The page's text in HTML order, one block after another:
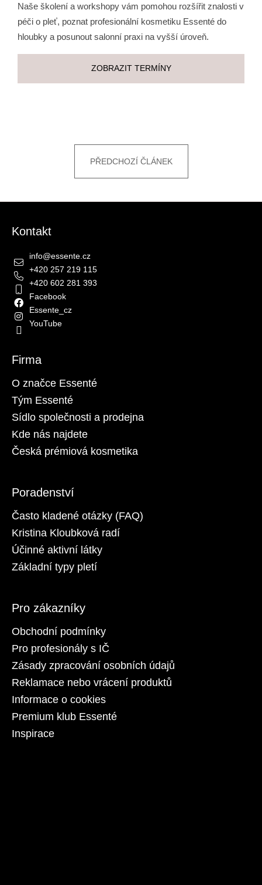
Naše školení a workshopy vám pomohou rozšířit znalosti v
péči o pleť, poznat profesionální kosmetiku Essenté do
hloubky a posunout salonní praxi na vyšší úroveň.
ZOBRAZIT TERMÍNY
PŘEDCHOZÍ ČLÁNEK
Kontakt
info@essente.cz
+420 257 219 115
+420 602 281 393
Facebook
Essente_cz
YouTube
Firma
O značce Essenté
Tým Essenté
Sídlo společnosti a prodejna
Kde nás najdete
Česká prémiová kosmetika
Poradenství
Často kladené otázky (FAQ)
Kristina Kloubková radí
Účinné aktivní látky
Základní typy pletí
Pro zákazníky
Obchodní podmínky
Pro profesionály s IČ
Zásady zpracování osobních údajů
Reklamace nebo vrácení produktů
Informace o cookies
Premium klub Essenté
Inspirace